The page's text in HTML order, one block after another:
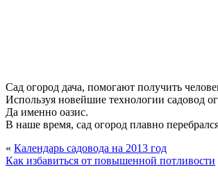
Сад огород дача, помогают получить
Используя новейшие технологии садовод
Да именно оазис.
В наше время, сад огород плавно
« Календарь садовода на 2013 год
Как избавиться от повышенной потливости